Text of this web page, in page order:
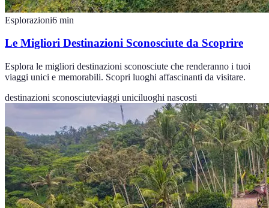
Esplorazioni6 min
Le Migliori Destinazioni Sconosciute da Scoprire
Esplora le migliori destinazioni sconosciute che renderanno i tuoi
viaggi unici e memorabili. Scopri luoghi affascinanti da visitare.
destinazioni sconosciuteviaggi uniciluoghi nascosti